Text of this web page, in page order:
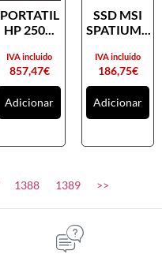
PORTATIL
HP 250...
857,47€
IVA incluido
Adicionar
SSD MSI
SPATIUM...
186,75€
IVA incluido
Adicionar
1388 1389 >>